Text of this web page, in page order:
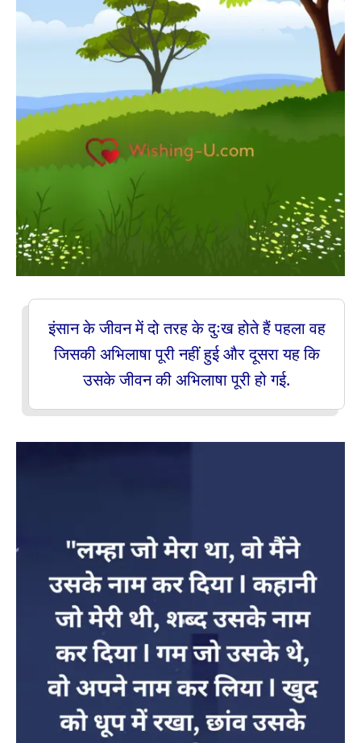
इंसान के जीवन में दो तरह के दुःख होते हैं पहला वह
जिसकी अभिलाषा पूरी नहीं हुई और दूसरा यह कि
उसके जीवन की अभिलाषा पूरी हो गई.